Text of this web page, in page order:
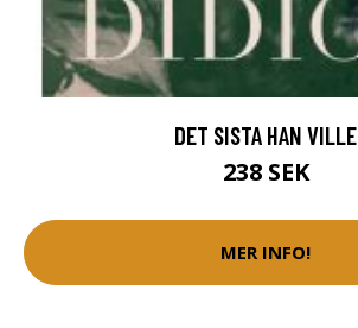
DET SISTA HAN VILLE
238 SEK
MER INFO!